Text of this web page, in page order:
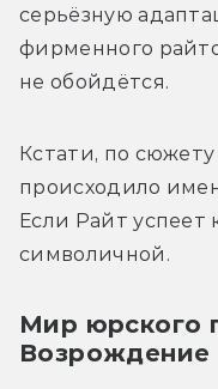
серьёзную
фирменного
не обойдётся.
Кстати, по
происходило
Если Райт успеет
символичной.
Мир юрского
Возрождение